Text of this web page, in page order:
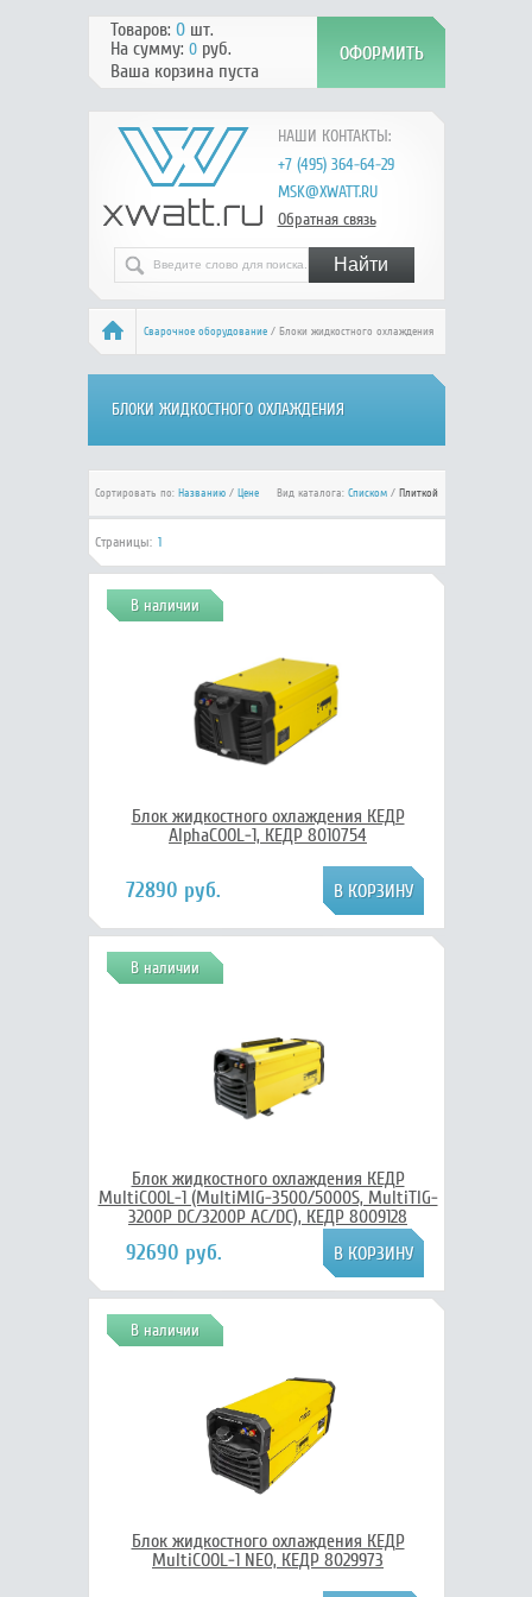
НАШИ КОНТАКТЫ:
+7 (495) 364-64-29
MSK@XWATT.RU
Обратная связь
Товаров: 0шт.
На сумму: 0руб.
Ваша корзина пуста
Сварочное оборудование/ Блоки жидкостного охлаждения
БЛОКИ ЖИДКОСТНОГО ОХЛАЖДЕНИЯ
Сортировать по: Названию/ Цене Вид каталога: Списком/ Плиткой
Страницы: 1
В наличии
Блок жидкостного охлаждения КЕДР
AlphaCOOL-1, КЕДР 8010754
72890 руб.
В наличии
Блок жидкостного охлаждения КЕДР
MultiCOOL-1 (MultiMIG-3500/5000S, MultiTIG-
3200P DC/3200P AC/DC), КЕДР 8009128
92690 руб.
В наличии
Блок жидкостного охлаждения КЕДР
MultiCOOL-1 NEO, КЕДР 8029973